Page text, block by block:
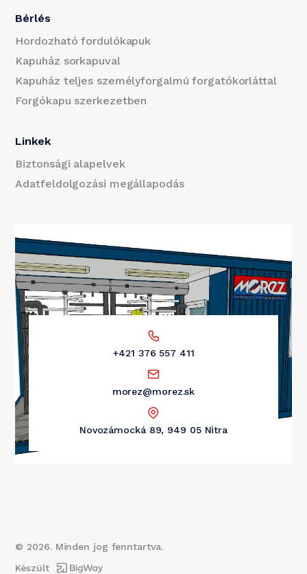
Bérlés
Hordozható fordulókapuk
Kapuház sorkapuval
Kapuház teljes személyforgalmú forgatókorláttal
Forgókapu szerkezetben
Linkek
Biztonsági alapelvek
Adatfeldolgozási megállapodás
+421 376 557 411
morez@morez.sk
Novozámocká 89, 949 05 Nitra
© 2026. Minden jog fenntartva.
Készült